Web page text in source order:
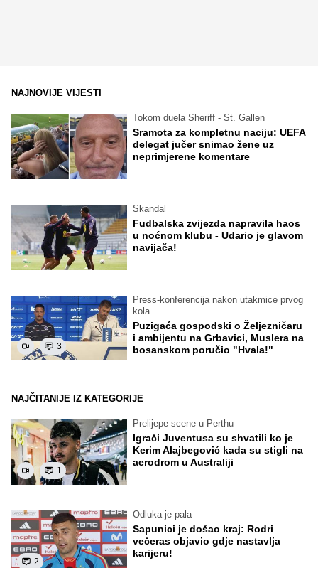
NAJNOVIJE VIJESTI
Tokom duela Sheriff - St. Gallen
Sramota za kompletnu naciju: UEFA
delegat jučer snimao žene uz
neprimjerene komentare
Skandal
Fudbalska zvijezda napravila haos
u noćnom klubu - Udario je glavom
navijača!
3
Press-konferencija nakon utakmice prvog
kola
Puzigaća gospodski o Željezničaru
i ambijentu na Grbavici, Muslera na
bosanskom poručio "Hvala!"
NAJČITANIJE IZ KATEGORIJE
1
Prelijepe scene u Perthu
Igrači Juventusa su shvatili ko je
Kerim Alajbegović kada su stigli na
aerodrom u Australiji
2
Odluka je pala
Sapunici je došao kraj: Rodri
večeras objavio gdje nastavlja
karijeru!